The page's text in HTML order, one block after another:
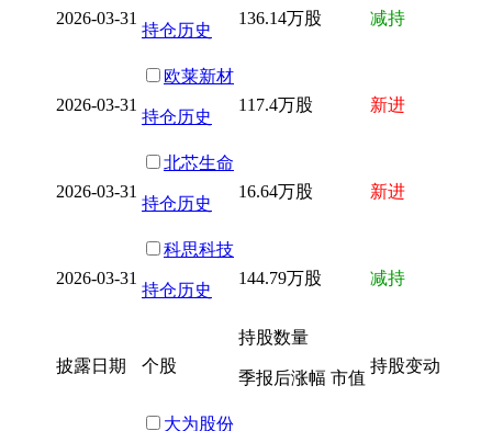
2026-03-31
持仓历史
136.14万股 减持
2026-03-31
欧莱新材
持仓历史
117.4万股 新进
2026-03-31
北芯生命
持仓历史
16.64万股 新进
2026-03-31
科思科技
持仓历史
144.79万股 减持
披露日期 个股
持股数量
季报后涨幅 市值
持股变动
大为股份